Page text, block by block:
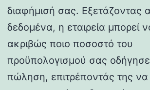
διαφήμισή σας. Εξετάζοντας
δεδομένα, η εταιρεία μπορεί
ακριβώς ποιο ποσοστό του
προϋπολογισμού σας
πώληση, επιτρέποντάς της